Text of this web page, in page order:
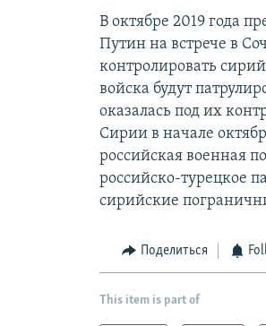
В октябре 2019 года
Путин на встрече в
контролировать
войска будут
оказалась под их
Сирии в начале
российская военная
российско-турецкое
сирийские
Поделиться
This item is part of